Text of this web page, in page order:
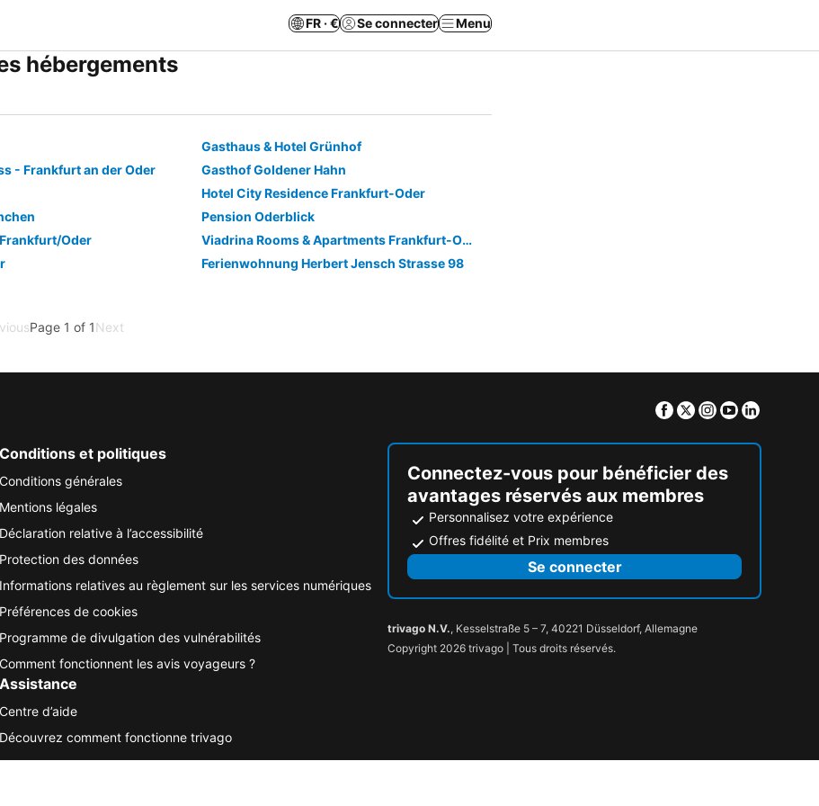
FR · € Se connecter Menu
hébergements
Gasthaus & Hotel Grünhof
- Frankfurt an der Oder
Gasthof Goldener Hahn
Hotel City Residence Frankfurt-Oder
Pension Oderblick
Oder
Viadrina Rooms & Apartments Frankfurt-Oder am Park im Zentrum
Ferienwohnung Herbert Jensch Strasse 98
Page 1 of 1Next
Facebook
TwitterInstagram
Youtube
Conditions et politiques
Conditions générales
Mentions légales
Déclaration relative à l’accessibilité
Protection des données
Informations relatives au règlement sur les services numériques
Préférences de cookies
Programme de divulgation des vulnérabilités
Comment fonctionnent les avis voyageurs ?
Assistance
Centre d’aide
Découvrez comment fonctionne trivago
Connectez-vous pour bénéficier des
avantages réservés aux membres
Personnalisez votre expérience
Offres fidélité et Prix membres
Se connecter
trivago N.V., Kesselstraße 5 – 7, 40221 Düsseldorf, Allemagne
Copyright 2026 trivago | Tous droits réservés.